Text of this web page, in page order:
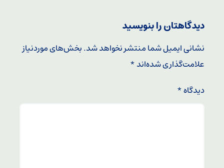
دیدگاهتان را بنویسید
نشانی ایمیل شما منتشر نخواهد شد.بخش‌های موردنیاز
علامت‌گذاری شده‌اند*
دیدگاه*